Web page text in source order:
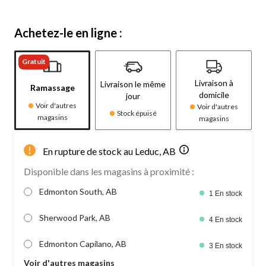
Achetez-le en ligne :
Gratuit
Ramassage
Voir d'autres
magasins
Livraison le même
jour
Stock épuisé
Livraison à
domicile
Voir d'autres
magasins
En rupture de stock au Leduc, AB
Disponible dans les magasins à proximité :
Edmonton South, AB 1 En stock
Sherwood Park, AB 4 En stock
Edmonton Capilano, AB 3 En stock
Voir d'autres magasins